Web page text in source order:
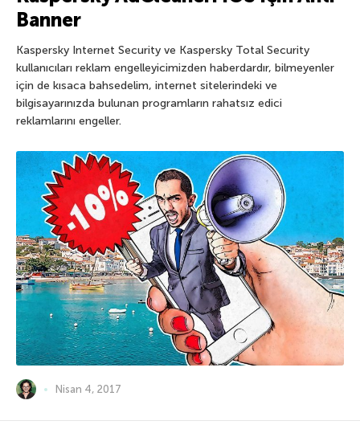
Banner
Kaspersky Internet Security ve Kaspersky Total Security
kullanıcıları reklam engelleyicimizden haberdardır, bilmeyenler
için de kısaca bahsedelim, internet sitelerindeki ve
bilgisayarınızda bulunan programların rahatsız edici
reklamlarını engeller.
Nisan 4, 2017